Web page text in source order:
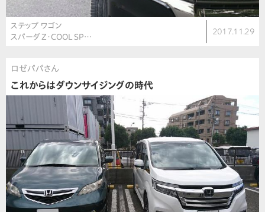
ステップ ワゴン
スパーダ Z・COOL SP…
2017.11.29
ロゼパパさん
これからはダウンサイジングの時代